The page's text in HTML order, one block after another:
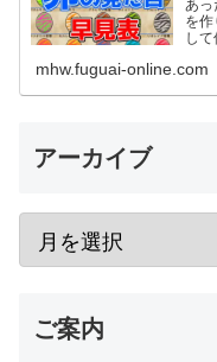
あっ
を
し
日リ
mhw.fuguai-online.com
アーカイブ
ご案内